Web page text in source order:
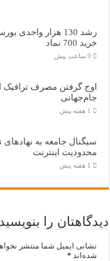
خرید 700 نماد
9 ساعت پیش
اوج گرفتن مصرف ترافیک
جام‌جهانی
1 هفته پیش
سیگنال جامعه به
محدودیت اینترنت
1 هفته پیش
دیدگاهتان را بنویسید
نشانی ایمیل شما منتشر
شده‌اند *